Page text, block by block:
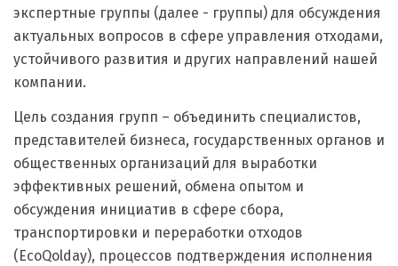
экспертные группы (далее - группы) для обсуждения
актуальных вопросов в сфере управления отходами,
устойчивого развития и других направлений нашей
компании.
Цель создания групп – объединить специалистов,
представителей бизнеса, государственных органов и
общественных организаций для выработки
эффективных решений, обмена опытом и
обсуждения инициатив в сфере сбора,
транспортировки и переработки отходов
(EcoQolday), процессов подтверждения исполнения